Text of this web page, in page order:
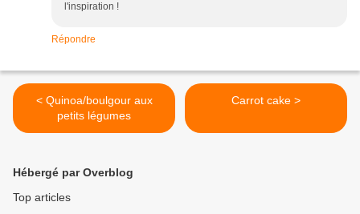
l'inspiration !
Répondre
< Quinoa/boulgour aux
petits légumes
Carrot cake >
Hébergé par Overblog
Top articles